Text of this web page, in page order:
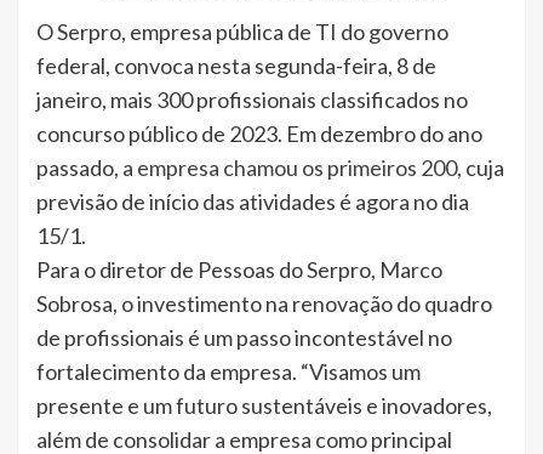
O Serpro, empresa pública de TI do governo
federal, convoca nesta segunda-feira, 8 de
janeiro, mais 300 profissionais classificados no
concurso público de 2023. Em dezembro do ano
passado, a empresa chamou os primeiros 200, cuja
previsão de início das atividades é agora no dia
15/1.
Para o diretor de Pessoas do Serpro, Marco
Sobrosa, o investimento na renovação do quadro
de profissionais é um passo incontestável no
fortalecimento da empresa. “Visamos um
presente e um futuro sustentáveis e inovadores,
além de consolidar a empresa como principal